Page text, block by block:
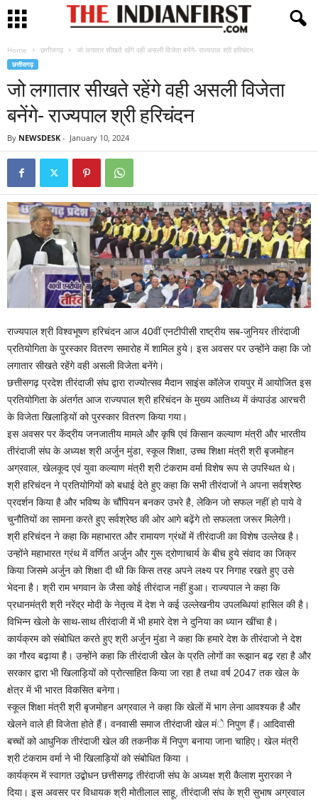
Home छत्तीसगढ़ जो लगातार सीखते रहेंगे वही असली विजेता बनेंगे- राज्यपाल श्री हरिचंदन
छत्तीसगढ़
जो लगातार सीखते रहेंगे वही असली विजेता
बनेंगे- राज्यपाल श्री हरिचंदन
By NEWSDESK - January 10, 2024
राज्यपाल श्री विश्वभूषण हरिचंदन आज 40वीं एनटीपीसी राष्ट्रीय सब-जुनियर तीरंदाजी
प्रतियोगिता के पुरस्कार वितरण समारोह में शामिल हुये। इस अवसर पर उन्होंने कहा कि जो
लगातार सीखते रहेंगे वही असली विजेता बनेंगे।
छत्तीसगढ़ प्रदेश तीरंदाजी संघ द्वारा राज्योत्सव मैदान साइंस कॉलेज रायपुर में आयोजित इस
प्रतियोगिता के अंतर्गत आज राज्यपाल श्री हरिचंदन के मुख्य आतिथ्य में कंपाउंड आरचरी
के विजेता खिलाड़ियों को पुरस्कार वितरण किया गया।
इस अवसर पर केंद्रीय जनजातीय मामले और कृषि एवं किसान कल्याण मंत्री और भारतीय
तीरंदाजी संघ के अध्यक्ष श्री अर्जुन मुंडा, स्कूल शिक्षा, उच्च शिक्षा मंत्री श्री बृजमोहन
अग्रवाल, खेलकूद एवं युवा कल्याण मंत्री श्री टंकराम वर्मा विशेष रूप से उपस्थित थे।
श्री हरिचंदन ने प्रतियोगियों को बधाई देते हुए कहा कि सभी तीरंदाजों ने अपना सर्वश्रेष्ठ
प्रदर्शन किया है और भविष्य के चौंपियन बनकर उभरे है, लेकिन जो सफल नहीं हो पाये वे
चुनौतियों का सामना करते हुए सर्वश्रेष्ठ की ओर आगे बढ़ेंगे तो सफलता जरूर मिलेगी।
श्री हरिचंदन ने कहा कि महाभारत और रामायण ग्रंथों में तीरंदाजी का विशेष उल्लेख है।
उन्होंने महाभारत ग्रंथ में वर्णित अर्जुन और गुरू द्रोणाचार्य के बीच हुये संवाद का जिक्र
किया जिसमे अर्जुन को शिक्षा दी थी कि किस तरह अपने लक्ष्य पर निगाह रखते हुए उसे
भेदना है। श्री राम भगवान के जैसा कोई तीरंदाज नहीं हुआ। राज्यपाल ने कहा कि
प्रधानमंत्री श्री नरेंद्र मोदी के नेतृत्व में देश ने कई उल्लेखनीय उपलब्धियां हासिल की है।
विभिन्न खेलो के साथ-साथ तीरंदाजी में भी हमारे देश ने दुनिया का ध्यान खींचा है।
कार्यक्रम को संबोधित करते हुए श्री अर्जुन मुंडा ने कहा कि हमारे देश के तीरंदाजो ने देश
का गौरव बढ़ाया है। उन्होंने कहा कि तीरंदाजी खेेल के प्रति लोगों का रूझान बढ़ रहा है और
सरकार द्वारा भी खिलाड़ियों को प्रोत्साहित किया जा रहा है तथा वर्ष 2047 तक खेल के
क्षेत्र में भी भारत विकसित बनेगा।
स्कूल शिक्षा मंत्री श्री बृजमोहन अग्रवाल ने कहा कि खेलों में भाग लेना आवश्यक है और
खेलने वाले ही विजेता होते हैं। वनवासी समाज तीरंदाजी खेल मंे निपुण हैं। आदिवासी
बच्चों को आधुनिक तीरंदाजी खेल की तकनीक में निपुण बनाया जाना चाहिए। खेल मंत्री
श्री टंकराम वर्मा ने भी खिलाड़ियों को संबोधित किया ।
कार्यक्रम में स्वागत उद्बोधन छत्तीसगढ़ तीरंदाजी संघ के अध्यक्ष श्री कैलाश मुरारका ने
दिया। इस अवसर पर विधायक श्री मोतीलाल साहू, तीरंदाजी संघ के श्री सुभाष अग्रवाल